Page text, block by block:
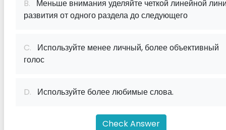
B. Меньше внимания уделяйте четкой линейной
развития от одного раздела до следующего
C. Используйте менее личный, более объективный
голос
D. Используйте более любимые слова.
Check Answer